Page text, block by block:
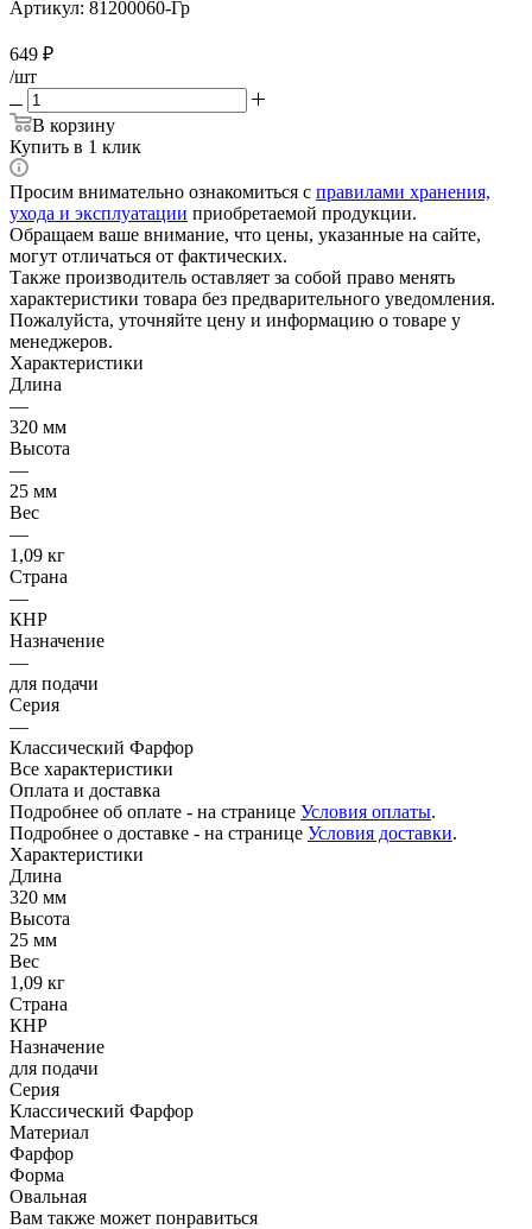
Артикул: 81200060-Гр
649 ₽
/шт
В корзину
Купить в 1 клик
Просим внимательно ознакомиться с правилами хранения,
ухода и эксплуатации приобретаемой продукции.
Обращаем ваше внимание, что цены, указанные на сайте,
могут отличаться от фактических.
Также производитель оставляет за собой право менять
характеристики товара без предварительного уведомления.
Пожалуйста, уточняйте цену и информацию о товаре у
менеджеров.
Характеристики
Длина
—
320 мм
Высота
—
25 мм
Вес
—
1,09 кг
Страна
—
КНР
Назначение
—
для подачи
Серия
—
Классический Фарфор
Все характеристики
Оплата и доставка
Подробнее об оплате - на странице Условия оплаты.
Подробнее о доставке - на странице Условия доставки.
Характеристики
Длина
320 мм
Высота
25 мм
Вес
1,09 кг
Страна
КНР
Назначение
для подачи
Серия
Классический Фарфор
Материал
Фарфор
Форма
Овальная
Вам также может понравиться